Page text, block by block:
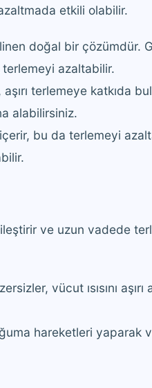
etkili olabilir.
doğal bir çözümdür.
azaltabilir.
terlemeye katkıda
alabilirsiniz.
bu da terlemeyi
ve uzun vadede
vücut ısısını
hareketleri yaparak